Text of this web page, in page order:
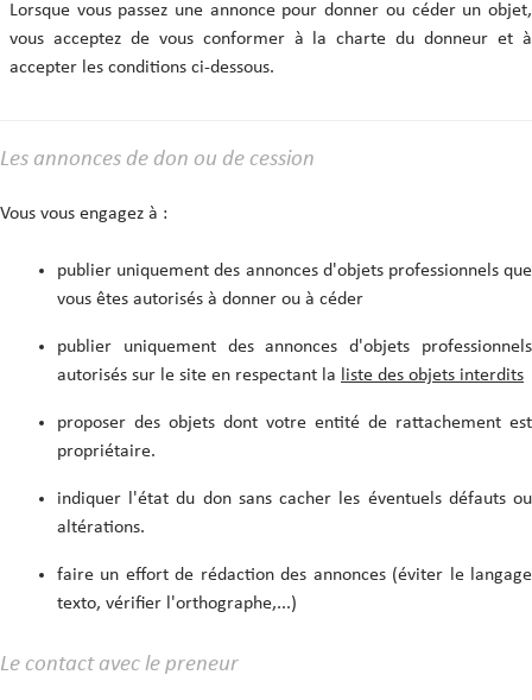
Lorsque vous passez une annonce pour donner ou céder un objet,
vous acceptez de vous conformer à la charte du donneur et à
accepter les conditions ci-dessous.
Les annonces de don ou de cession
Vous vous engagez à :
publier uniquement des annonces d'objets professionnels que
vous êtes autorisés à donner ou à céder
publier uniquement des annonces d'objets professionnels
autorisés sur le site en respectant la
liste des objets interdits
proposer des objets dont votre entité de rattachement est
propriétaire.
indiquer l'état du don sans cacher les éventuels défauts ou
altérations.
faire un effort de rédaction des annonces (éviter le langage
texto, vérifier l'orthographe,...)
Le contact avec le preneur